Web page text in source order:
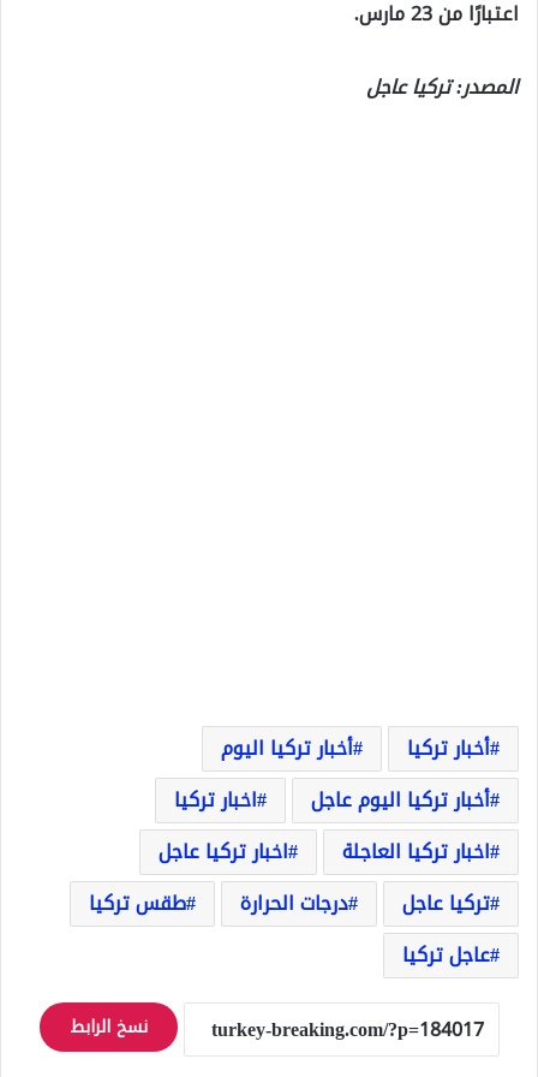
اعتبارًا من 23 مارس.
المصدر: تركيا عاجل
أخبار تركيا
أخبار تركيا اليوم
أخبار تركيا اليوم عاجل
اخبار تركيا
اخبار تركيا العاجلة
اخبار تركيا عاجل
تركيا عاجل
درجات الحرارة
طقس تركيا
عاجل تركيا
نسخ الرابط